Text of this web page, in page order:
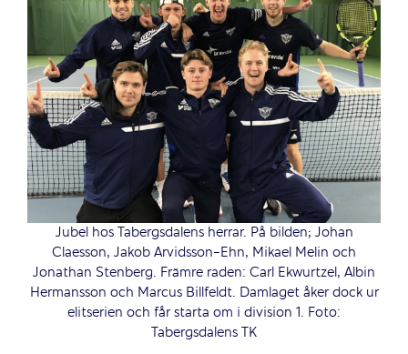
Jubel hos Tabergsdalens herrar. På bilden; Johan
Claesson, Jakob Arvidsson-Ehn, Mikael Melin och
Jonathan Stenberg. Främre raden: Carl Ekwurtzel, Albin
Hermansson och Marcus Billfeldt. Damlaget åker dock ur
elitserien och får starta om i division 1. Foto:
Tabergsdalens TK